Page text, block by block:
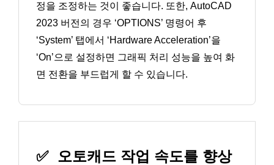
정을 조정하는 것이 좋습니다. 또한, AutoCAD
2023 버전의 경우 ‘OPTIONS’ 명령어 후
‘System’ 탭에서 ‘Hardware Acceleration’을
‘On’으로 설정하면 그래픽 처리 성능을 높여 화
면 전환을 부드럽게 할 수 있습니다.
✅ 오토캐드 작업 속도를 향상